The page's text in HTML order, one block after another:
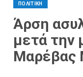
ΠΟΛΙΤΙΚΗ
Άρση
μετά την
Μαρέβας